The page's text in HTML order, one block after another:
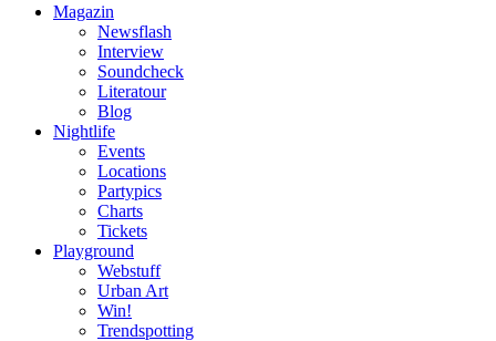
Magazin
Newsflash
Interview
Soundcheck
Literatour
Blog
Nightlife
Events
Locations
Partypics
Charts
Tickets
Playground
Webstuff
Urban Art
Win!
Trendspotting